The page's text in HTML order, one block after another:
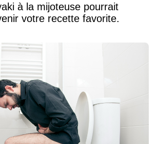
à la mijoteuse pourrait
votre recette favorite.